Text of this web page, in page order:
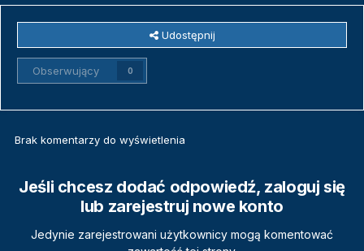
Udostępnij
Obserwujący 0
Brak komentarzy do wyświetlenia
Jeśli chcesz dodać odpowiedź, zaloguj się
lub zarejestruj nowe konto
Jedynie zarejestrowani użytkownicy mogą komentować